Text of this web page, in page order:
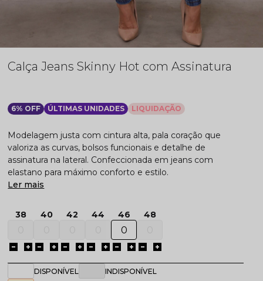
Calça Jeans Skinny Hot com Assinatura
6% OFF ÚLTIMAS UNIDADES LIQUIDAÇÃO
Modelagem justa com cintura alta, pala coração que
valoriza as curvas, bolsos funcionais e detalhe de
assinatura na lateral. Confeccionada em jeans com
elastano para máximo conforto e estilo.
Ler mais
38 40 42 44 46 48
DISPONÍVEL
INDISPONÍVEL